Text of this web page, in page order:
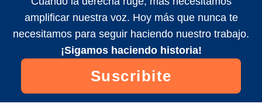
amplificar nuestra voz. Hoy más que nunca te
necesitamos para seguir haciendo nuestro trabajo.
¡Sigamos haciendo historia!
Suscribite